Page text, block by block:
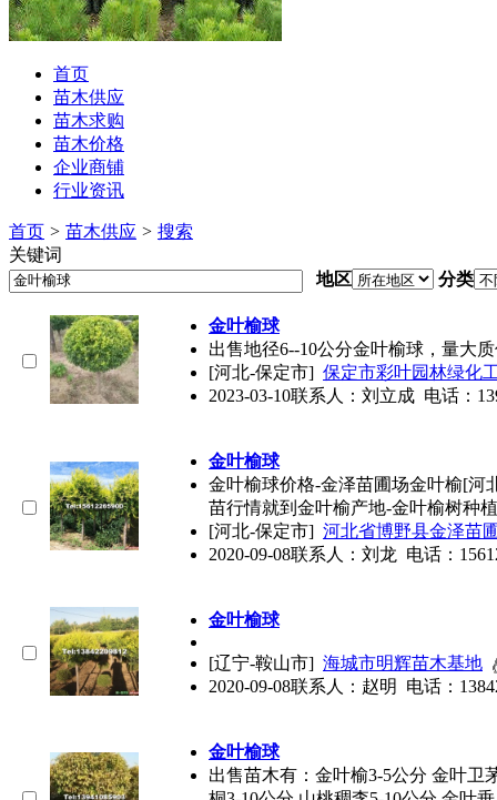
首页
苗木供应
苗木求购
苗木价格
企业商铺
行业资讯
首页 > 苗木供应 > 搜索
关键词
地区
分类
金叶榆球
出售地径6--10公分金叶榆球 ，量大
[河北-保定市] 保定市彩叶园林绿化
2023-03-10联系人：刘立成 电话：
金叶榆球
金叶榆球价格-金泽苗圃场金叶榆[河
苗行情就到金叶榆产地-金叶榆树种
[河北-保定市] 河北省博野县金泽苗
2020-09-08联系人：刘龙 电话：
金叶榆球
[辽宁-鞍山市] 海城市明辉苗木基地
2020-09-08联系人：赵明 电话：
金叶榆球
出售苗木有：金叶榆3-5公分 金叶卫